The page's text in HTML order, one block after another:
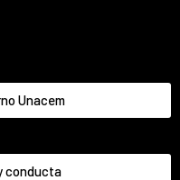
Unacem
conducta